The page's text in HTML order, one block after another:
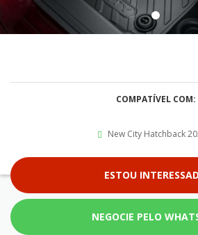
COMPATÍVEL COM:
New City Hatchback
ESTOU
NEGOCIE PELO